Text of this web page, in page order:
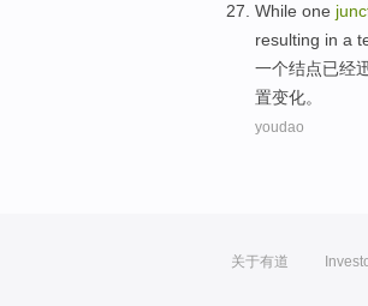
While one
resulting in a
一个结点已经
置变化。
youdao
关于有道